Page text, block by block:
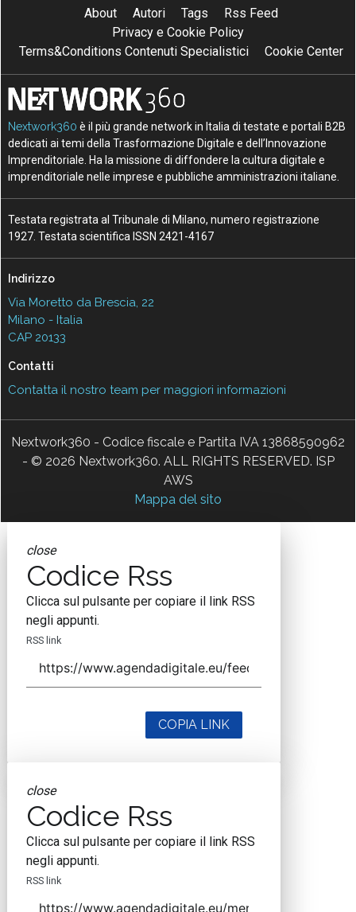
About Autori Tags
Rss Feed
Privacy e Cookie Policy
Terms&Conditions Contenuti Specialistici
Cookie Center
Nextwork360 è il più grande network in Italia di testate e portali B2B
dedicati ai temi della Trasformazione Digitale e dell’Innovazione
Imprenditoriale. Ha la missione di diffondere la cultura digitale e
imprenditoriale nelle imprese e pubbliche amministrazioni italiane.
Testata registrata al Tribunale di Milano, numero registrazione
1927. Testata scientifica ISSN 2421-4167
Indirizzo
Via Moretto da Brescia, 22
Milano - Italia
CAP 20133
Contatti
Contatta il nostro team per maggiori informazioni
Nextwork360 - Codice fiscale e Partita IVA 13868590962
- © 2026 Nextwork360. ALL RIGHTS RESERVED. ISP
AWS
Mappa del sito
close
Codice Rss
Clicca sul pulsante per copiare il link RSS
negli appunti.
RSS link
COPIA LINK
close
Codice Rss
Clicca sul pulsante per copiare il link RSS
negli appunti.
RSS link